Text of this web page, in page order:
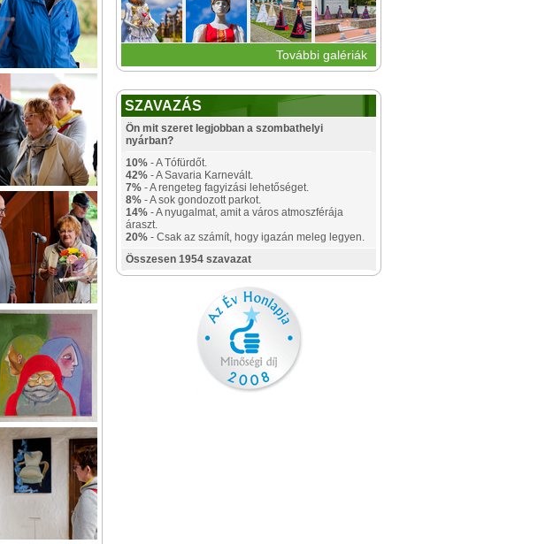
További galériák
SZAVAZÁS
Ön mit szeret legjobban a szombathelyi
nyárban?
10% - A Tófürdőt.
42% - A Savaria Karnevált.
7% - A rengeteg fagyizási lehetőséget.
8% - A sok gondozott parkot.
14% - A nyugalmat, amit a város atmoszférája
áraszt.
20% - Csak az számít, hogy igazán meleg legyen.
Összesen 1954 szavazat